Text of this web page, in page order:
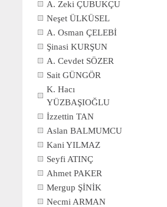
A. Zeki ÇUBUKÇU
Neşet ÜLKÜSEL
A. Osman ÇELEBİ
Şinasi KURŞUN
A. Cevdet SÖZER
Sait GÜNGÖR
K. Hacı
YÜZBAŞIOĞLU
İzzettin TAN
Aslan BALMUMCU
Kani YILMAZ
Seyfi ATINÇ
Ahmet PAKER
Mergup ŞİNİK
Necmi ARMAN